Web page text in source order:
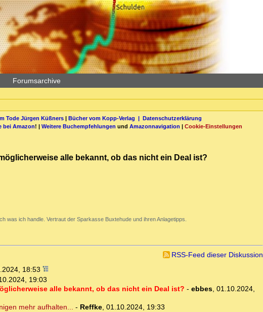
Forumsarchive
Tode Jürgen Küßners| Bücher vom Kopp-Verlag | Datenschutzerklärung
bei Amazon! | Weitere Buchempfehlungen und Amazonnavigation | Cookie-Einstellungen
alle bekannt, ob das nicht ein Deal ist?
was ich handle. Vertraut der Sparkasse Buxtehude und ihren Anlagetipps.
RSS-Feed dieser Diskussion
18:53
19:03
alle bekannt, ob das nicht ein Deal ist? - ebbes, 01.10.2024,
mehr aufhalten... - Reffke, 01.10.2024, 19:33